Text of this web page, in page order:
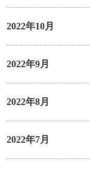
2022年10月
2022年9月
2022年8月
2022年7月